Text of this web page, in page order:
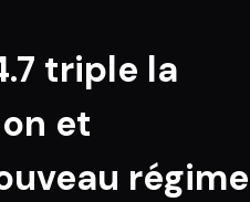
triple la
et
régime